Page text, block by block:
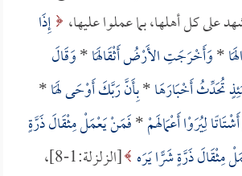
على كل أهلها، بما عملوا عليها، إِذَا
*وَأَخْرَجَتِ الأَرْضُ أَثْقَالَهَا*وَقَالَ
تُحَدِّثُ أَخْبَارَهَا*بِأَنَّ رَبَّكَ أَوْحَى لَهَا*
لِيُرَوْا أَعْمَالَهمْ*فَمَنْ يَعْمَلْ مِثْقَالَ ذَرَّةٍ
مِثْقَالَ ذَرَّةٍ شَرًّا يَرَه
[الزلزلة:1-8]،